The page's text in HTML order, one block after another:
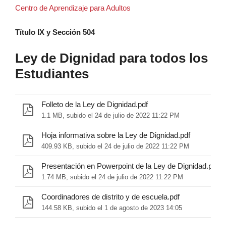
Centro de Aprendizaje para Adultos
Título IX y Sección 504
Ley de Dignidad para todos los
Estudiantes
Folleto de la Ley de Dignidad.pdf
1.1 MB, subido el 24 de julio de 2022 11:22 PM
Hoja informativa sobre la Ley de Dignidad.pdf
409.93 KB, subido el 24 de julio de 2022 11:22 PM
Presentación en Powerpoint de la Ley de Dignidad.pdf
1.74 MB, subido el 24 de julio de 2022 11:22 PM
Coordinadores de distrito y de escuela.pdf
144.58 KB, subido el 1 de agosto de 2023 14:05